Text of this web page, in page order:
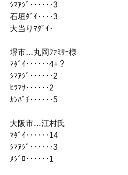
ｼﾏｱｼﾞ‥‥‥3
石垣ﾀﾞｲ‥‥3
大当りﾏﾀﾞｲ･
堺市…丸岡ﾌｧﾐﾘｰ様
ﾏﾀﾞｲ‥‥‥4+？
ｼﾏｱｼﾞ‥‥‥2
ﾋﾗﾏｻ‥‥‥2
ｶﾝﾊﾟﾁ‥‥‥5
大阪市…江村氏
ﾏﾀﾞｲ‥‥‥14
ｼﾏｱｼﾞ‥‥‥3
ﾒｼﾞﾛ‥‥‥1